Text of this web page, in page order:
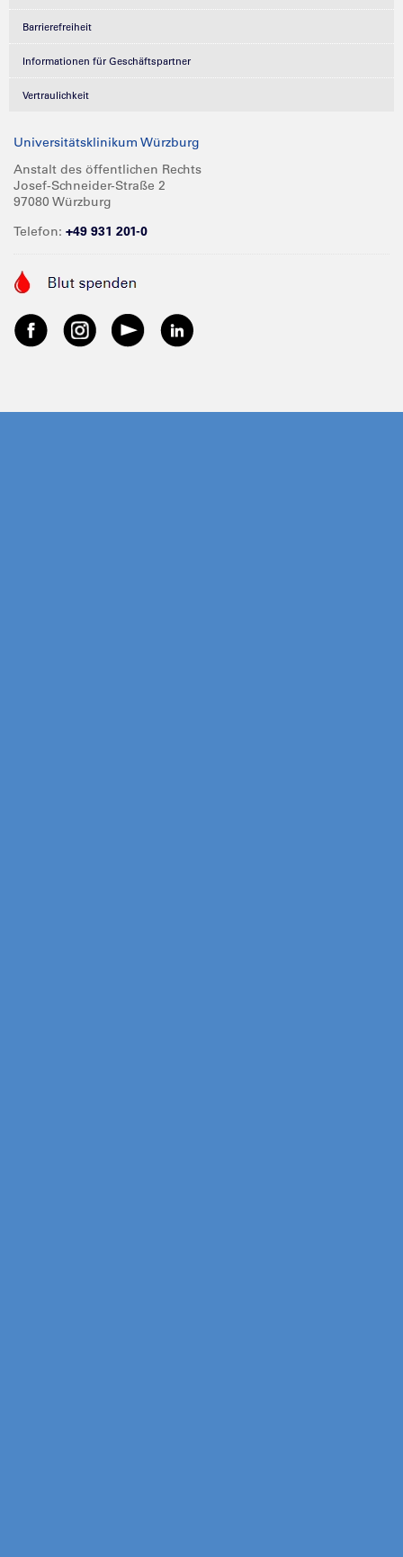
Barrierefreiheit
Informationen für Geschäftspartner
Vertraulichkeit
Universitätsklinikum Würzburg
Anstalt des öffentlichen Rechts
Josef-Schneider-Straße 2
97080 Würzburg
Telefon: +49 931 201-0